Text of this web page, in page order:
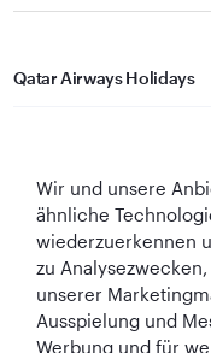
Qatar Airways Holidays
In Verbindung bleiben
Wir und unsere
ähnliche
wiederzuerkennen
zu
unserer
Ausspielung und
Werbung und für